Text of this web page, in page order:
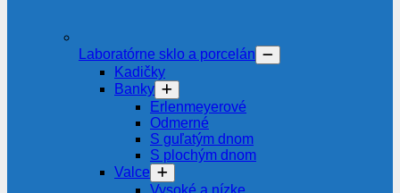
Laboratórne sklo a porcelán
Kadičky
Banky
Erlenmeyerové
Odmerné
S guľatým dnom
S plochým dnom
Valce
Vysoké a nízke